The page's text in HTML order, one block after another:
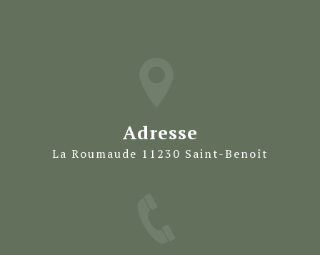
Adresse
La Roumaude 11230 Saint-Benoît